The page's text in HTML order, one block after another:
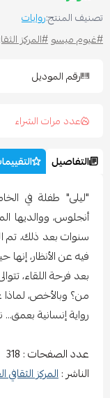
المنتج:روايات
ميسو#المركز الثقافي
رقم الموديل
عدد مرات الشراء
التفاصيل التقييمات
"ليلى" طفلة في
أنجلوس، ووالديها
سنوات بعد ذلك، تم
فيه عن الأنظار، إنها
بعد فرحة اللقاء،
من؟ وبالأخص، لماذا
رواية إنسانية بعمق…
عدد الصفحات : 318
الناشر :المركز الثقافي